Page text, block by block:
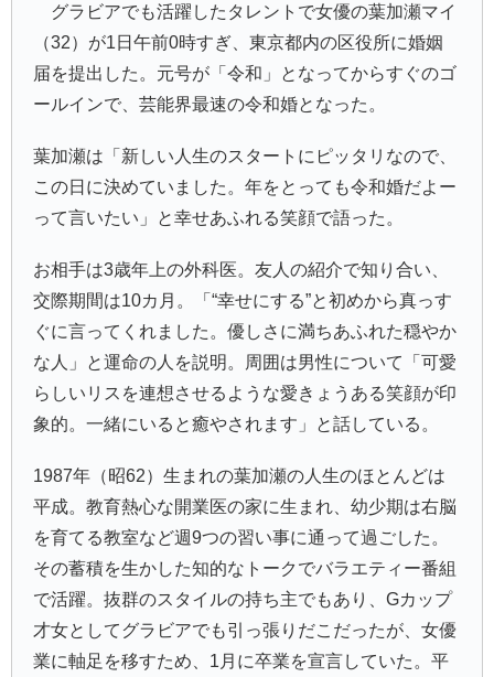
グラビアでも活躍したタレントで女優の葉加瀬マイ
（32）が1日午前0時すぎ、東京都内の区役所に婚姻
届を提出した。元号が「令和」となってからすぐのゴ
ールインで、芸能界最速の令和婚となった。
葉加瀬は「新しい人生のスタートにピッタリなので、
この日に決めていました。年をとっても令和婚だよー
って言いたい」と幸せあふれる笑顔で語った。
お相手は3歳年上の外科医。友人の紹介で知り合い、
交際期間は10カ月。「“幸せにする”と初めから真っす
ぐに言ってくれました。優しさに満ちあふれた穏やか
な人」と運命の人を説明。周囲は男性について「可愛
らしいリスを連想させるような愛きょうある笑顔が印
象的。一緒にいると癒やされます」と話している。
1987年（昭62）生まれの葉加瀬の人生のほとんどは
平成。教育熱心な開業医の家に生まれ、幼少期は右脳
を育てる教室など週9つの習い事に通って過ごした。
その蓄積を生かした知的なトークでバラエティー番組
で活躍。抜群のスタイルの持ち主でもあり、Gカップ
才女としてグラビアでも引っ張りだこだったが、女優
業に軸足を移すため、1月に卒業を宣言していた。平